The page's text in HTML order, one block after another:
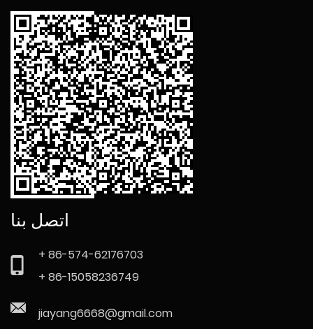
اتصل بنا
+ 86-574-62176703
+ 86-15058236749
jiayang6668@gmail.com